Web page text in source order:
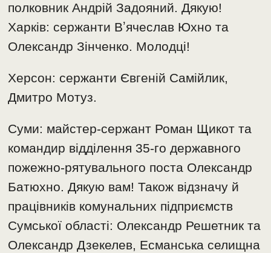
полковник Андрій Задояний. Дякую!
Харків: сержанти Вʼячеслав Юхно та
Олександр Зінченко. Молодці!
Херсон: сержанти Євгеній Самійлик,
Дмитро Мотуз.
Суми: майстер-сержант Роман Щикот та
командир відділення 35-го державного
пожежно-рятувального поста Олександр
Батюхно. Дякую вам! Також відзначу й
працівників комунальних підприємств
Сумської області: Олександр Решетник та
Олександр Дзекелев, Есманська селищна